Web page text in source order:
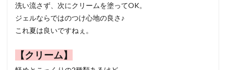
洗い流さず、次にクリームを塗ってOK。
ジェルならではのつけ心地の良さ♪
これ夏は良いですねぇ。
【クリーム】